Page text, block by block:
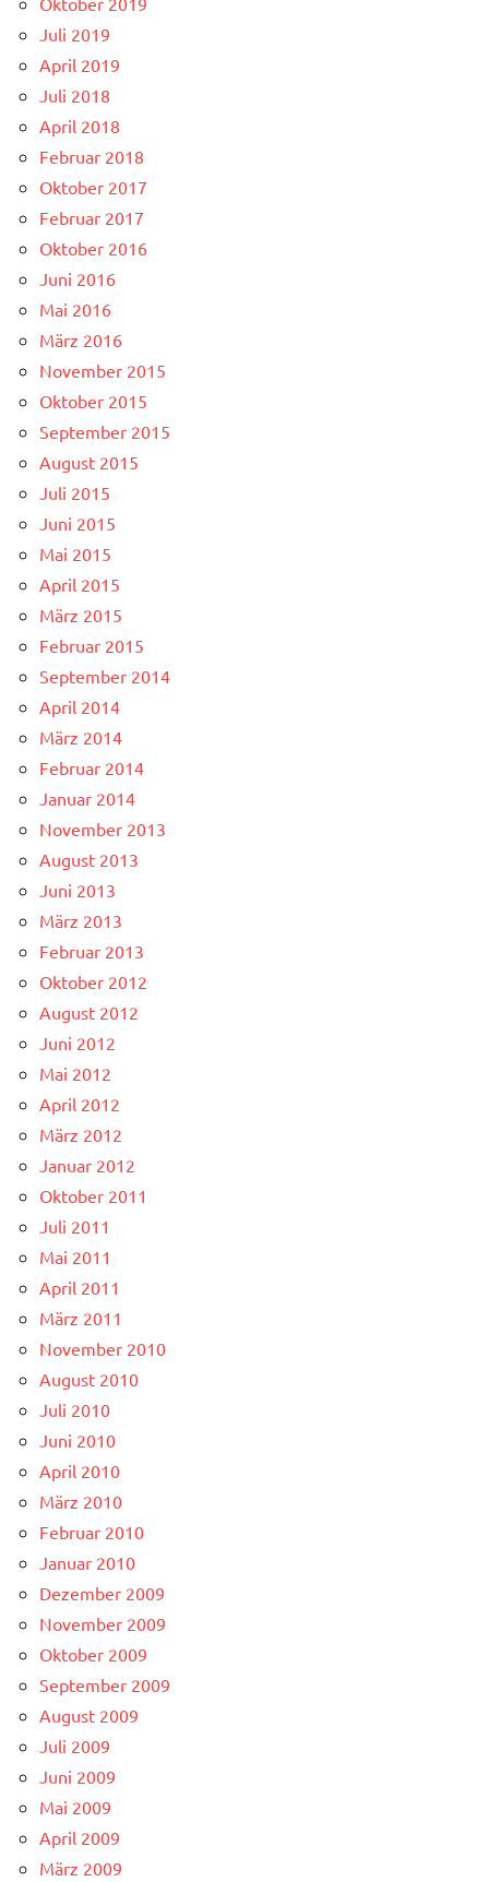
Juli 2019
April 2019
Juli 2018
April 2018
Februar 2018
Oktober 2017
Februar 2017
Oktober 2016
Juni 2016
Mai 2016
März 2016
November 2015
Oktober 2015
September 2015
August 2015
Juli 2015
Juni 2015
Mai 2015
April 2015
März 2015
Februar 2015
September 2014
April 2014
März 2014
Februar 2014
Januar 2014
November 2013
August 2013
Juni 2013
März 2013
Februar 2013
Oktober 2012
August 2012
Juni 2012
Mai 2012
April 2012
März 2012
Januar 2012
Oktober 2011
Juli 2011
Mai 2011
April 2011
März 2011
November 2010
August 2010
Juli 2010
Juni 2010
April 2010
März 2010
Februar 2010
Januar 2010
Dezember 2009
November 2009
Oktober 2009
September 2009
August 2009
Juli 2009
Juni 2009
Mai 2009
April 2009
März 2009